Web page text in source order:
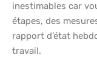
inestimables car
étapes, des
rapport d’état
travail.